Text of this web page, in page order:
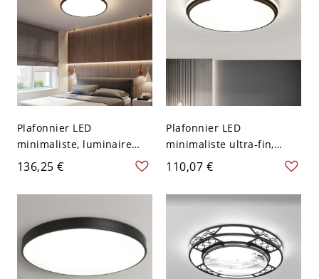
Plafonnier LED
minimaliste, luminaire
moderne noir à profil bas
avec diffuseur en
acrylique - 110 V-120 V
136,25 €
Plafonnier LED
minimaliste ultra-fin,
luminaire géométrique à
profil bas avec abat-jour
en acrylique - Noir 110 V-
110,07 €